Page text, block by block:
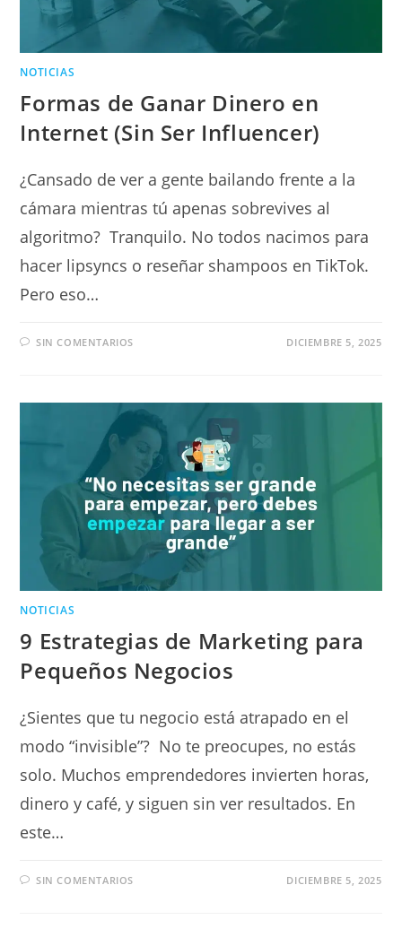
NOTICIAS
Formas de Ganar Dinero en
Internet (Sin Ser Influencer)
¿Cansado de ver a gente bailando frente a la
cámara mientras tú apenas sobrevives al
algoritmo? Tranquilo. No todos nacimos para
hacer lipsyncs o reseñar shampoos en TikTok.
Pero eso…
SIN COMENTARIOS DICIEMBRE 5, 2025
NOTICIAS
9 Estrategias de Marketing para
Pequeños Negocios
¿Sientes que tu negocio está atrapado en el
modo “invisible”? No te preocupes, no estás
solo. Muchos emprendedores invierten horas,
dinero y café, y siguen sin ver resultados. En
este…
SIN COMENTARIOS DICIEMBRE 5, 2025